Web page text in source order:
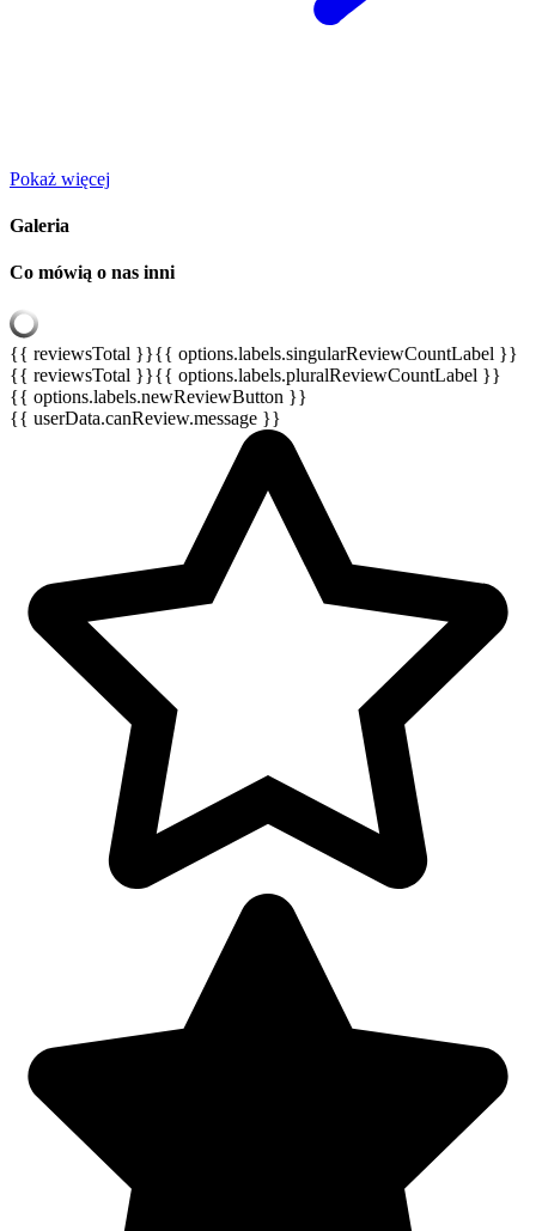
Pokaż więcej
Galeria
Co mówią o nas inni
{{ reviewsTotal }}{{ options.labels.singularReviewCountLabel }}
{{ reviewsTotal }}{{ options.labels.pluralReviewCountLabel }}
{{ options.labels.newReviewButton }}
{{ userData.canReview.message }}